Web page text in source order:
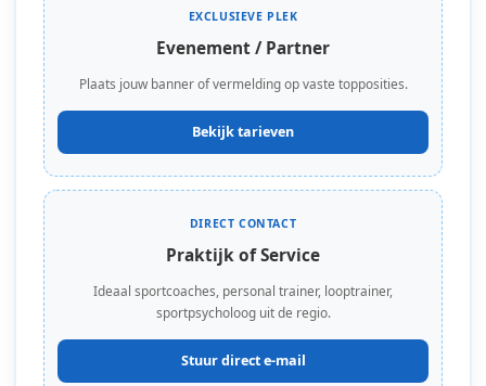
EXCLUSIEVE PLEK
Evenement / Partner
Plaats jouw banner of vermelding op vaste topposities.
Bekijk tarieven
DIRECT CONTACT
Praktijk of Service
Ideaal sportcoaches, personal trainer, looptrainer,
sportpsycholoog uit de regio.
Stuur direct e-mail